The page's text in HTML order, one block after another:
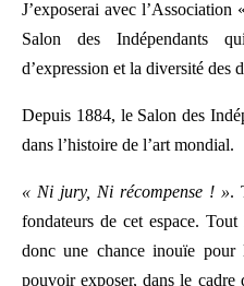
J’exposerai avec
Salon des Indépendants
d’expression et la diversité des
Depuis 1884, le Salon des
dans l’histoire de l’art mondial.
« Ni jury, Ni récompense ! ».
fondateurs de cet espace.
donc une chance inouïe pour
pouvoir exposer, dans le cadre